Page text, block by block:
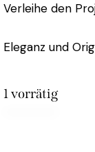
Verleihe den
Eleganz und
1 vorrätig